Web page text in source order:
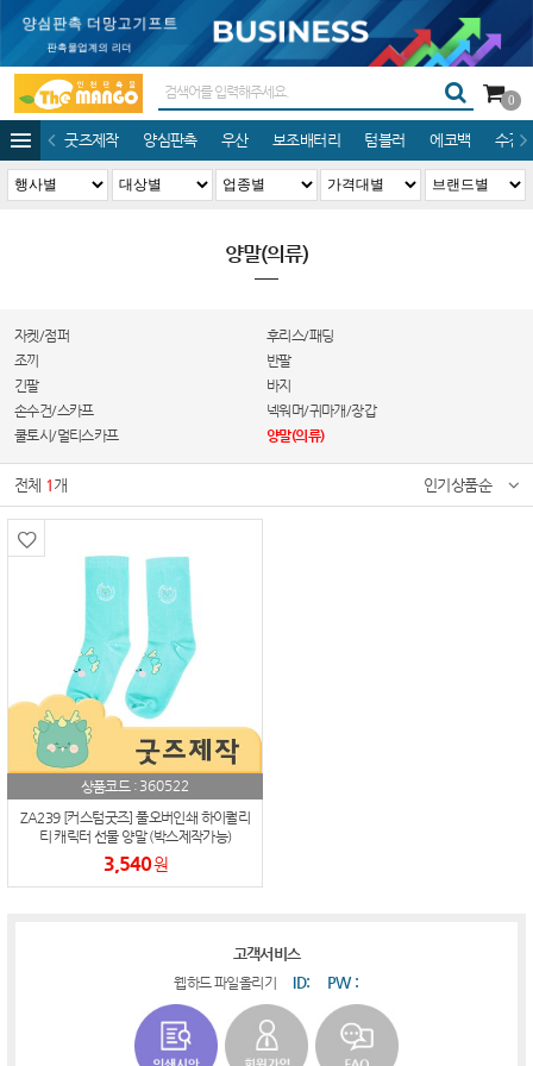
0
굿즈제작 양심판촉 우산 보조배터리 텀블러 에코백 수건/
양말(의류)
자켓/점퍼
후리스/패딩
조끼
반팔
긴팔
바지
손수건/스카프
넥워머/귀마개/장갑
쿨토시/멀티스카프
양말(의류)
전체 1 개 인기상품순
상품코드 : 360522
ZA239 [커스텀굿즈] 풀오버인쇄 하이퀄리
티 캐릭터 선물 양말 (박스제작가능)
3,540원
고객서비스
웹하드 파일올리기 ID: PW :